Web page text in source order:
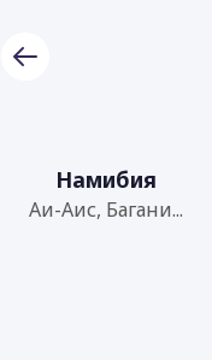
Намибия
Аи-Аис, Багани...